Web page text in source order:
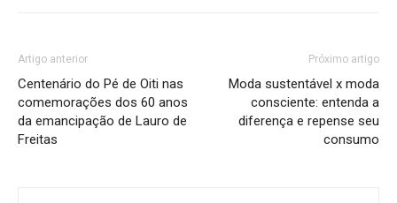
Artigo anterior
Centenário do Pé de Oiti nas
comemorações dos 60 anos
da emancipação de Lauro de
Freitas
Próximo artigo
Moda sustentável x moda
consciente: entenda a
diferença e repense seu
consumo